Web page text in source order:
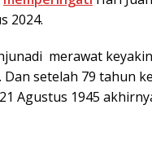
2024.
merawat
setelah 79 tahun
Agustus 1945